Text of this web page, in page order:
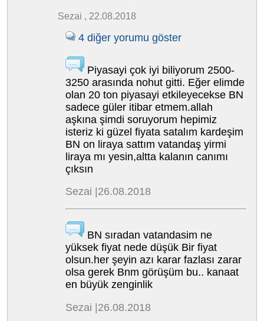
Sezai , 22.08.2018
4 diğer yorumu göster
Piyasayi çok iyi biliyorum 2500-
3250 arasında nohut gitti. Eğer elimde
olan 20 ton piyasayi etkileyecekse BN
sadece güler itibar etmem.allah
aşkına şimdi soruyorum hepimiz
isteriz ki güzel fiyata satalım kardeşim
BN on liraya sattım vatandaş yirmi
liraya mı yesin,altta kalanın canımı
çıksın
Sezai |26.08.2018
BN sıradan vatandasim ne
yüksek fiyat nede düşük Bir fiyat
olsun.her şeyin azı karar fazlası zarar
olsa gerek Bnm görüşüm bu.. kanaat
en büyük zenginlik
Sezai |26.08.2018